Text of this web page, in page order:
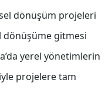
dönüşüm projeleri
dönüşüme gitmesi
yerel yönetimlerin
projelere tam